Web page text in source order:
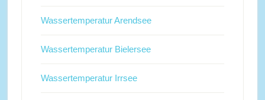
Wassertemperatur Arendsee
Wassertemperatur Bielersee
Wassertemperatur Irrsee